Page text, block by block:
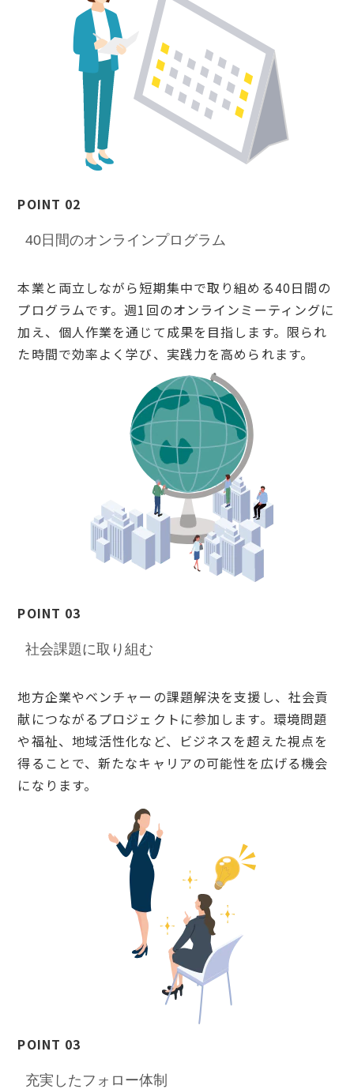
POINT 02
40日間のオンラインプログラム
本業と両立しながら短期集中で取り組める40日間の
プログラムです。週1回のオンラインミーティングに
加え、個人作業を通じて成果を目指します。限られ
た時間で効率よく学び、実践力を高められます。
POINT 03
社会課題に取り組む
地方企業やベンチャーの課題解決を支援し、社会貢
献につながるプロジェクトに参加します。環境問題
や福祉、地域活性化など、ビジネスを超えた視点を
得ることで、新たなキャリアの可能性を広げる機会
になります。
POINT 03
充実したフォロー体制